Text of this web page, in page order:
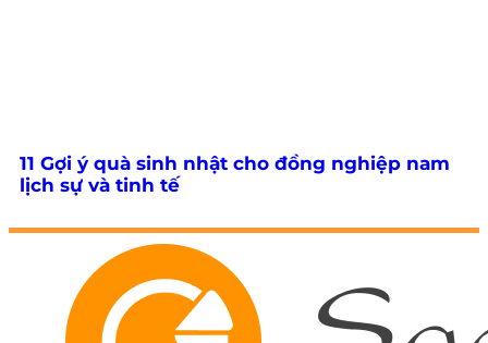
11 Gợi ý quà sinh nhật cho đồng nghiệp nam
lịch sự và tinh tế